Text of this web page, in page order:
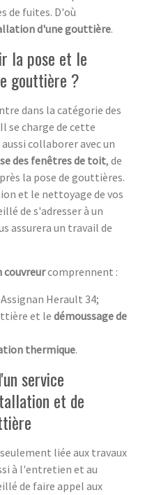
de fuites. D'où
d'une gouttière.
la pose et le
gouttière ?
dans la catégorie des
se charge de cette
collaborer avec un
des fenêtres de toit, de
la pose de gouttières.
et le nettoyage de vos
de s'adresser à un
assurera un travail de
couvreurcomprennent :
Herault 34;
et le démoussage de
thermique.
service
et de
liée aux travaux
à l'entretien et au
de faire appel aux